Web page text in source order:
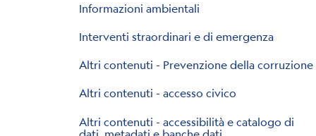
Informazioni ambientali
Interventi straordinari e di emergenza
Altri contenuti - Prevenzione della corruzione
Altri contenuti - accesso civico
Altri contenuti - accessibilità e catalogo di